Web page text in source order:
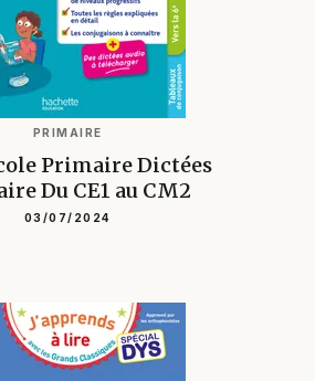
PRIMAIRE
Primaire Dictées
Du CE1 au CM2
03/07/2024